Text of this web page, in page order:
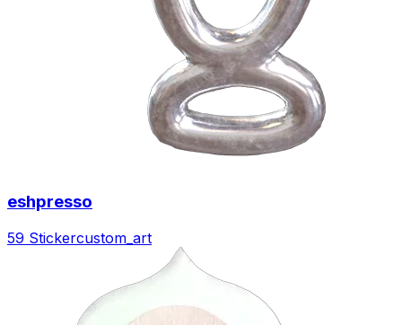
eshpresso
59 Stickercustom_art